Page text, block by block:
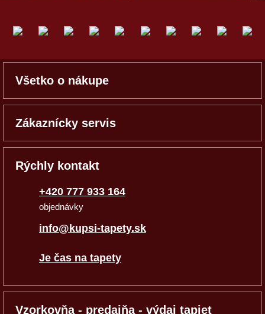
Všetko o nákupe
Zákaznícky servis
Rýchly kontakt
+420 777 933 164
objednávky
info@kupsi-tapety.sk
Je čas na tapety
Vzorkovňa - predajňa - výdaj tapiet